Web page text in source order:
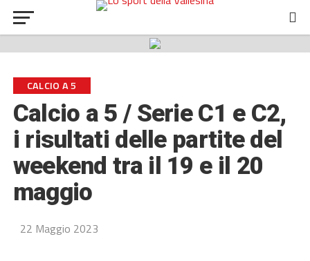
CALCIO A 5
Calcio a 5 / Serie C1 e C2,
i risultati delle partite del
weekend tra il 19 e il 20
maggio
22 Maggio 2023